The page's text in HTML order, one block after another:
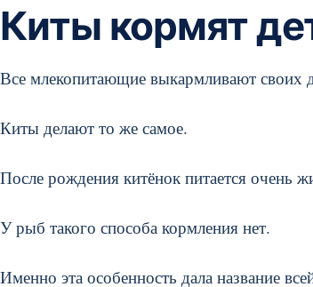
Киты кормят
Все млекопитающие выкармливают своих
Киты делают то же самое.
После рождения китёнок питается очень
У рыб такого способа кормления нет.
Именно эта особенность дала название